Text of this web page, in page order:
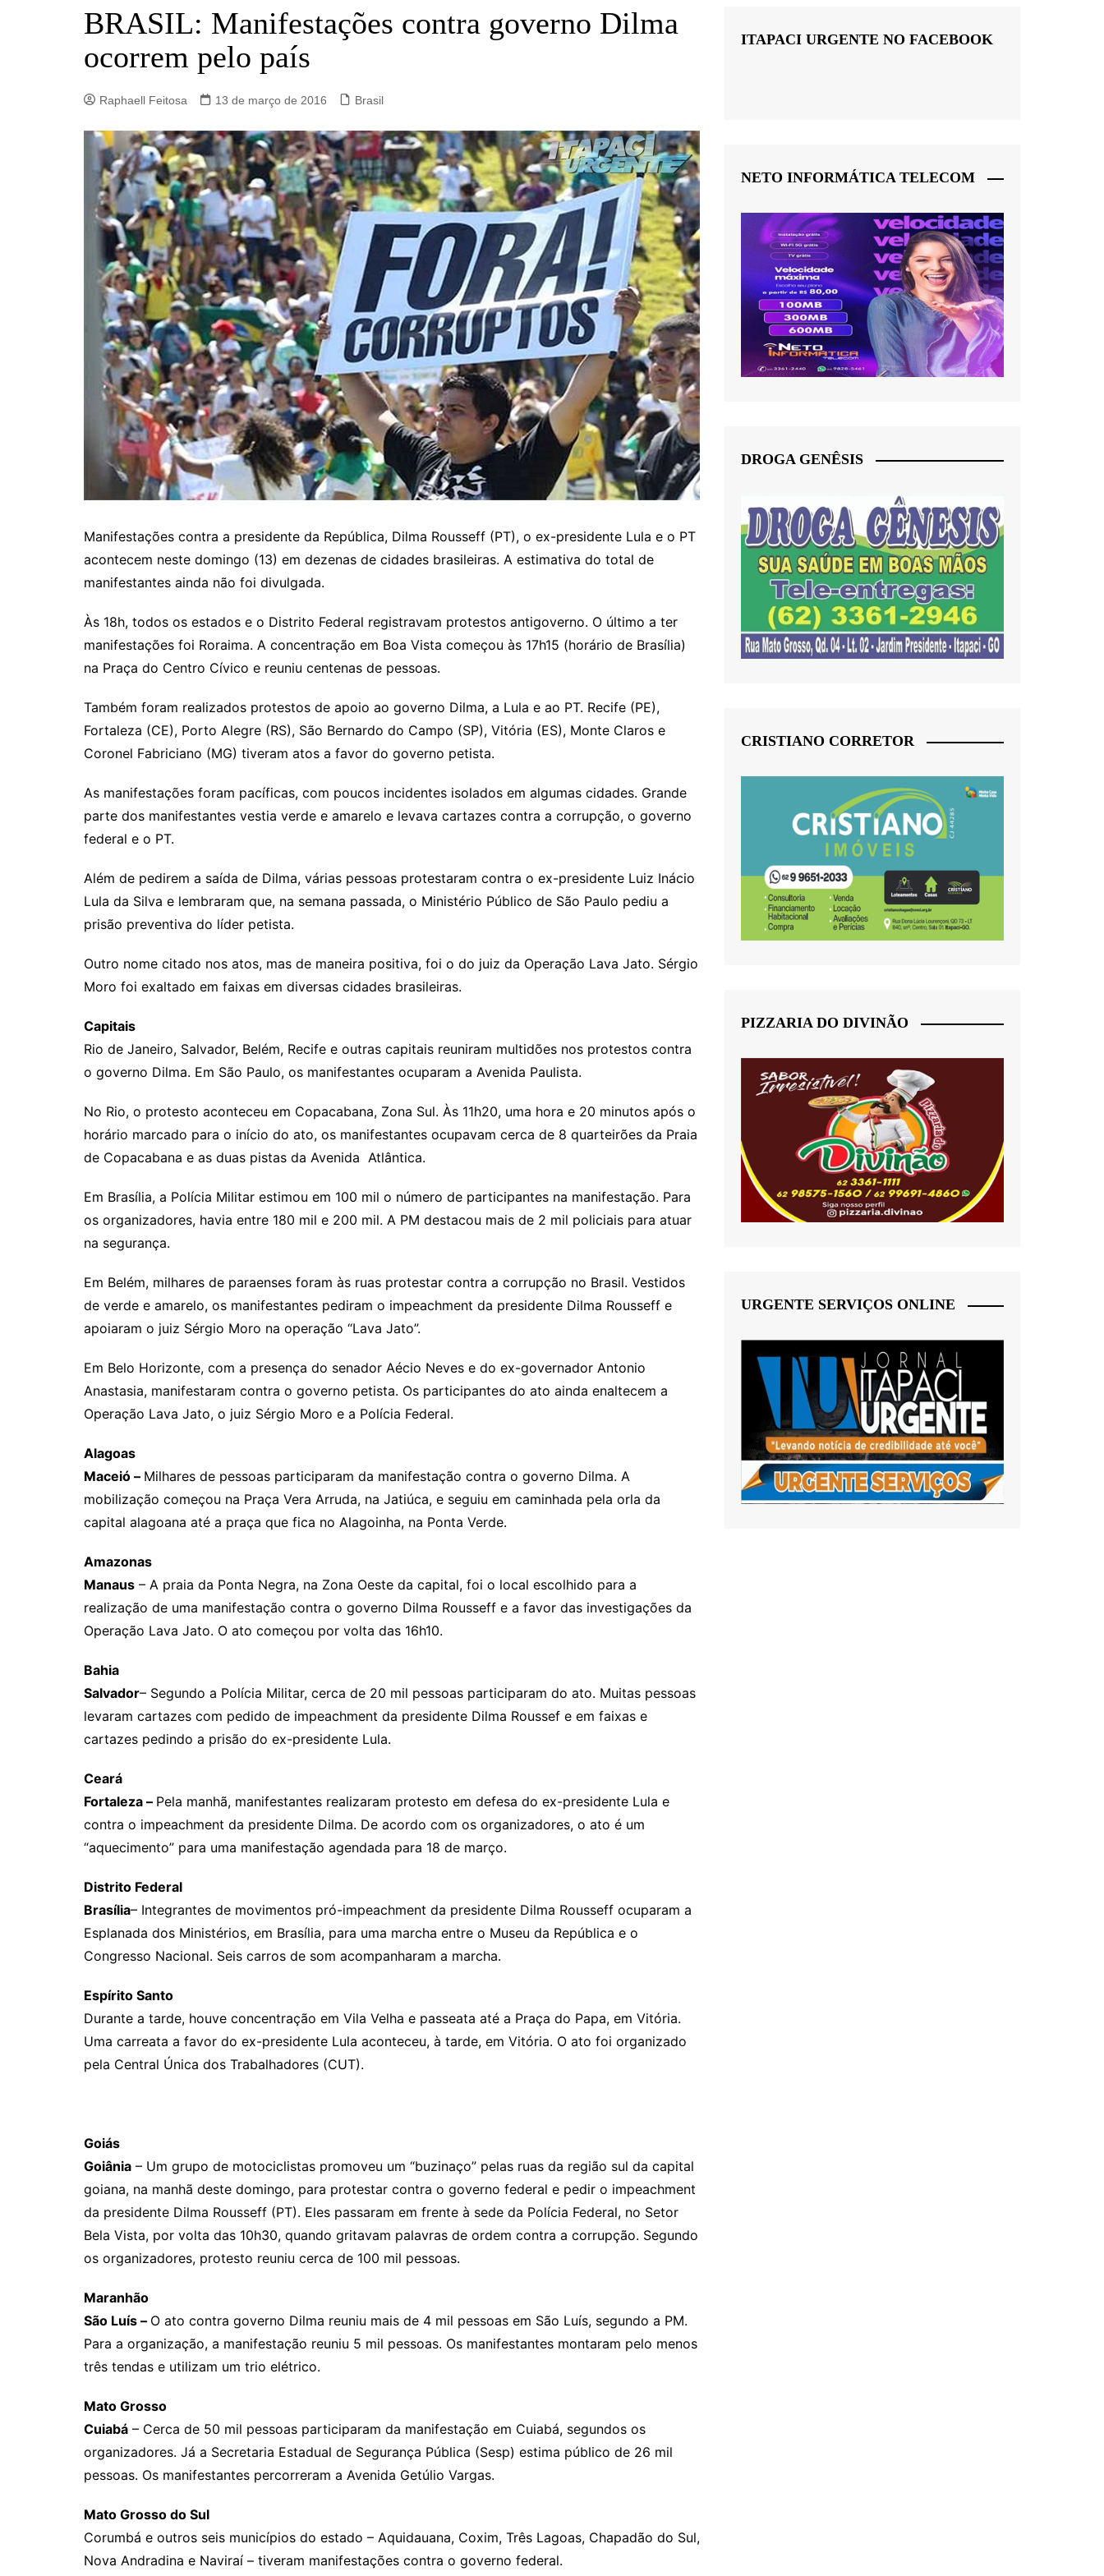
Campinorte
Campos Verdes
Ceres
Crixás
Estrela do Norte
Goianésia
Goiânia
Guarinos
Hidrolina
Ipiranga de Goiás
Itaberaí
Itaguaru
Itapuranga
Jaraguá
Jardim Paulista
Jataí
Nova América
Nova Glória
Rialma
Rianápolis
Rubiataba
Santa Isabel
São Luiz do Norte
Senador Canedo
Uirapuru
Uruaçu
Uruana
BRASIL: Manifestações contra governo Dilma
ocorrem pelo país
Raphaell Feitosa 13 de março de 2016 Brasil
Manifestações contra a presidente da República, Dilma Rousseff (PT), o ex-presidente Lula e o PT
acontecem neste domingo (13) em dezenas de cidades brasileiras. A estimativa do total de
manifestantes ainda não foi divulgada.
Às 18h, todos os estados e o Distrito Federal registravam protestos antigoverno. O último a ter
manifestações foi Roraima. A concentração em Boa Vista começou às 17h15 (horário de Brasília)
na Praça do Centro Cívico e reuniu centenas de pessoas.
Também foram realizados protestos de apoio ao governo Dilma, a Lula e ao PT. Recife (PE),
Fortaleza (CE), Porto Alegre (RS), São Bernardo do Campo (SP), Vitória (ES), Monte Claros e
Coronel Fabriciano (MG) tiveram atos a favor do governo petista.
As manifestações foram pacíficas, com poucos incidentes isolados em algumas cidades. Grande
parte dos manifestantes vestia verde e amarelo e levava cartazes contra a corrupção, o governo
federal e o PT.
Além de pedirem a saída de Dilma, várias pessoas protestaram contra o ex-presidente Luiz Inácio
Lula da Silva e lembraram que, na semana passada, o Ministério Público de São Paulo pediu a
prisão preventiva do líder petista.
Outro nome citado nos atos, mas de maneira positiva, foi o do juiz da Operação Lava Jato. Sérgio
Moro foi exaltado em faixas em diversas cidades brasileiras.
Capitais
Rio de Janeiro, Salvador, Belém, Recife e outras capitais reuniram multidões nos protestos contra
o governo Dilma. Em São Paulo, os manifestantes ocuparam a Avenida Paulista.
No Rio, o protesto aconteceu em Copacabana, Zona Sul. Às 11h20, uma hora e 20 minutos após o
horário marcado para o início do ato, os manifestantes ocupavam cerca de 8 quarteirões da Praia
de Copacabana e as duas pistas da Avenida Atlântica.
Em Brasília, a Polícia Militar estimou em 100 mil o número de participantes na manifestação. Para
os organizadores, havia entre 180 mil e 200 mil. A PM destacou mais de 2 mil policiais para atuar
na segurança.
Em Belém, milhares de paraenses foram às ruas protestar contra a corrupção no Brasil. Vestidos
de verde e amarelo, os manifestantes pediram o impeachment da presidente Dilma Rousseff e
apoiaram o juiz Sérgio Moro na operação “Lava Jato”.
Em Belo Horizonte, com a presença do senador Aécio Neves e do ex-governador Antonio
Anastasia, manifestaram contra o governo petista. Os participantes do ato ainda enaltecem a
Operação Lava Jato, o juiz Sérgio Moro e a Polícia Federal.
Alagoas
Maceió – Milhares de pessoas participaram da manifestação contra o governo Dilma. A
mobilização começou na Praça Vera Arruda, na Jatiúca, e seguiu em caminhada pela orla da
capital alagoana até a praça que fica no Alagoinha, na Ponta Verde.
Amazonas
Manaus – A praia da Ponta Negra, na Zona Oeste da capital, foi o local escolhido para a
realização de uma manifestação contra o governo Dilma Rousseff e a favor das investigações da
Operação Lava Jato. O ato começou por volta das 16h10.
Bahia
Salvador– Segundo a Polícia Militar, cerca de 20 mil pessoas participaram do ato. Muitas pessoas
levaram cartazes com pedido de impeachment da presidente Dilma Roussef e em faixas e
cartazes pedindo a prisão do ex-presidente Lula.
Ceará
Fortaleza – Pela manhã, manifestantes realizaram protesto em defesa do ex-presidente Lula e
contra o impeachment da presidente Dilma. De acordo com os organizadores, o ato é um
“aquecimento” para uma manifestação agendada para 18 de março.
Distrito Federal
Brasília– Integrantes de movimentos pró-impeachment da presidente Dilma Rousseff ocuparam a
Esplanada dos Ministérios, em Brasília, para uma marcha entre o Museu da República e o
Congresso Nacional. Seis carros de som acompanharam a marcha.
Espírito Santo
Durante a tarde, houve concentração em Vila Velha e passeata até a Praça do Papa, em Vitória.
Uma carreata a favor do ex-presidente Lula aconteceu, à tarde, em Vitória. O ato foi organizado
pela Central Única dos Trabalhadores (CUT).
Goiás
Goiânia – Um grupo de motociclistas promoveu um “buzinaço” pelas ruas da região sul da capital
goiana, na manhã deste domingo, para protestar contra o governo federal e pedir o impeachment
da presidente Dilma Rousseff (PT). Eles passaram em frente à sede da Polícia Federal, no Setor
Bela Vista, por volta das 10h30, quando gritavam palavras de ordem contra a corrupção. Segundo
os organizadores, protesto reuniu cerca de 100 mil pessoas.
Maranhão
São Luís – O ato contra governo Dilma reuniu mais de 4 mil pessoas em São Luís, segundo a PM.
Para a organização, a manifestação reuniu 5 mil pessoas. Os manifestantes montaram pelo menos
três tendas e utilizam um trio elétrico.
Mato Grosso
Cuiabá – Cerca de 50 mil pessoas participaram da manifestação em Cuiabá, segundos os
organizadores. Já a Secretaria Estadual de Segurança Pública (Sesp) estima público de 26 mil
pessoas. Os manifestantes percorreram a Avenida Getúlio Vargas.
Mato Grosso do Sul
Corumbá e outros seis municípios do estado – Aquidauana, Coxim, Três Lagoas, Chapadão do Sul,
Nova Andradina e Naviraí – tiveram manifestações contra o governo federal.
ITAPACI URGENTE NO FACEBOOK
NETO INFORMÁTICA TELECOM
DROGA GENÊSIS
CRISTIANO CORRETOR
PIZZARIA DO DIVINÃO
URGENTE SERVIÇOS ONLINE